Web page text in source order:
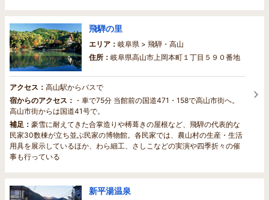
飛騨の里
エリア： 岐阜県 > 飛騨・高山
住所： 岐阜県高山市上岡本町１丁目５９０番地
アクセス： 高山駅からバスで
宿からのアクセス： ・車で75分 当館前の国道471・158で高山市街へ。
高山市街からは国道41号で。
補足： 豪雪に耐えてきた合掌造りや榑葺きの屋根など、飛騨の代表的な
民家30数棟が立ち並ぶ民家の博物館。各民家では、農山村の生産・生活
用具を展示しているほか、わら細工、さしこなどの実演や四季折々の催
事も行っている
新平湯温泉